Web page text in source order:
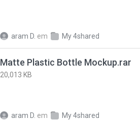
aram D. em My 4shared
Matte Plastic Bottle Mockup.rar
20,013 KB
aram D. em My 4shared